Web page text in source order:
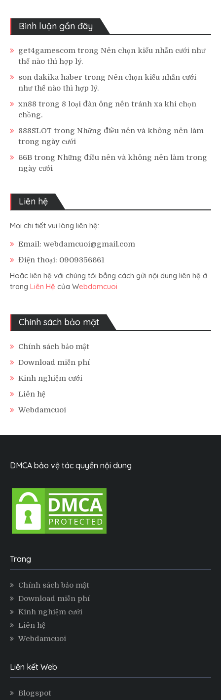
Bình luận gần đây
get4gamescom trong Nên chọn kiểu nhẫn cưới như
thế nào thì hợp lý.
son dakika haber trong Nên chọn kiểu nhẫn cưới
như thế nào thì hợp lý.
xn88 trong 8 loại đàn ông nên tránh xa khi chọn
chồng.
888SLOT trong Những điều nên và không nên làm
trong ngày cưới
66B trong Những điều nên và không nên làm trong
ngày cưới
Liên hệ
Mọi chi tiết vui lòng liên hệ:
Email: webdamcuoi@gmail.com
Điện thoại: 0909356661
Hoặc liên hệ với chúng tôi bằng cách gửi nội dung liên hệ ở
trang Liên Hệ của Webdamcuoi
Chính sách bảo mật
Chính sách bảo mật
Download miễn phí
Kinh nghiệm cưới
Liên hệ
Webdamcuoi
DMCA bảo vệ tác quyền nội dung
Trang
Chính sách bảo mật
Download miễn phí
Kinh nghiệm cưới
Liên hệ
Webdamcuoi
Liên kết Web
Blogspot